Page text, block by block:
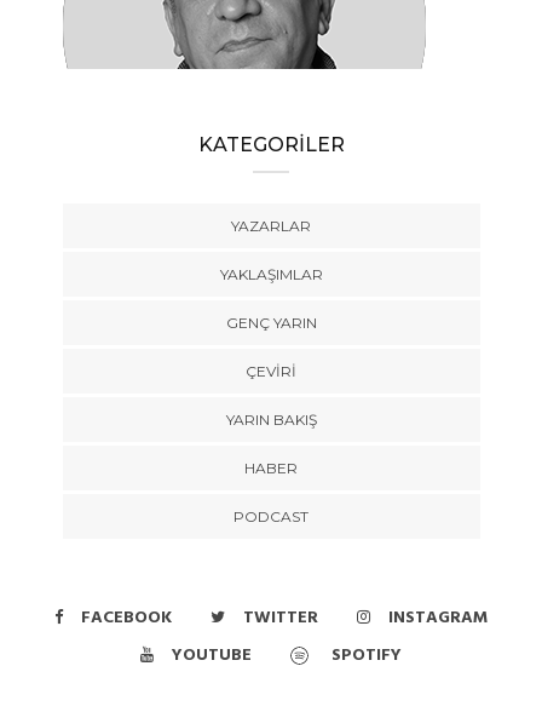
SÜLEYMAN KARAN
Öyle Bir 102 Yıl ki, 102 Farklı Biçimde
Anlatılabilir
KATEGORİLER
YAZARLAR
YAKLAŞIMLAR
GENÇ YARIN
ÇEVİRİ
YARIN BAKIŞ
HABER
PODCAST
FACEBOOK TWITTER
INSTAGRAM
YOUTUBE
SPOTIFY